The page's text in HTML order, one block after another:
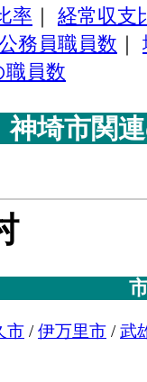
率 ｜ 経常収支
務員職員数 ｜
職員数
神埼市関